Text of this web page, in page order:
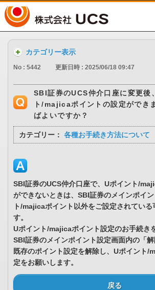
カテゴリー表示
No : 5442 更新日時 : 2025/06/18 09:47
SBI証券のUCS仲介口座に変更後
ト/majicaポイントの設定ができ
ばよいですか？
カテゴリー： 各種お手続き方法について
SBI証券のUCS仲介口座で、Uポイント/
ができないときは、SBI証券のメインポイ
ト/majicaポイント以外をご設定されている
す。
Uポイント/majicaポイント設定のお手続き
SBI証券のメインポイント設定画面内の「
既存のポイント設定を解除し、Uポイント/
定をお願いします。
戻る